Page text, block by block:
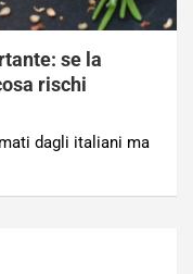
se la
rischi
dagli italiani ma